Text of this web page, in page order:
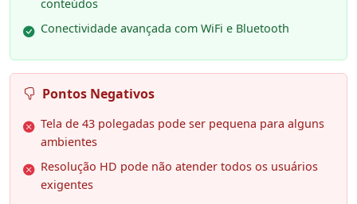
conteúdos
Conectividade avançada com WiFi e Bluetooth
Pontos Negativos
Tela de 43 polegadas pode ser pequena para alguns
ambientes
Resolução HD pode não atender todos os usuários
exigentes